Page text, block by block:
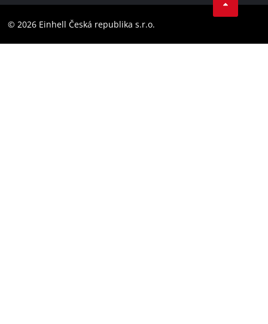
Barrierefreiheits-Erklärung
Instagram
© 2026 Einhell Česká republika s.r.o.